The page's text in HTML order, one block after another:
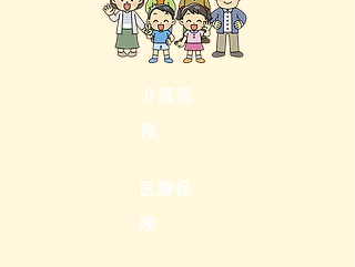
​介護保
険
​医療保
険